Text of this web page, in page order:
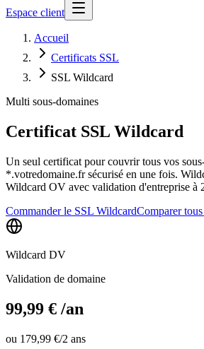
Espace client
Accueil
Certificats SSL
SSL Wildcard
Multi sous-domaines
Certificat SSL Wildcard
Un seul certificat pour couvrir tous vos
*.votredomaine.fr sécurisé en une fois.
Wildcard OV avec validation d'entreprise à
Commander le SSL WildcardComparer
Wildcard DV
Validation de domaine
99,99 € /an
ou 179,99 €/2 ans